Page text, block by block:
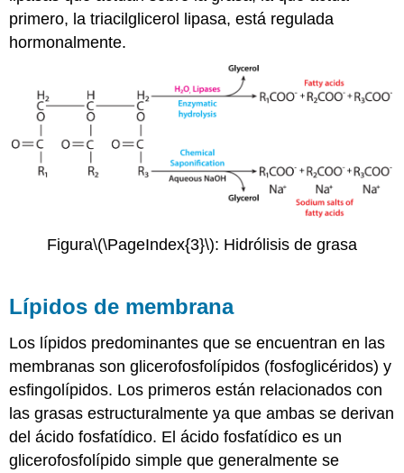
primero, la triacilglicerol lipasa, está regulada
hormonalmente.
Figura\(\PageIndex{3}\): Hidrólisis de grasa
Lípidos de membrana
Los lípidos predominantes que se encuentran en las
membranas son glicerofosfolípidos (fosfoglicéridos) y
esfingolípidos. Los primeros están relacionados con
las grasas estructuralmente ya que ambas se derivan
del ácido fosfatídico. El ácido fosfatídico es un
glicerofosfolípido simple que generalmente se